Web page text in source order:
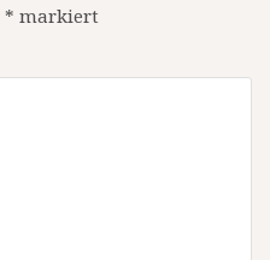
* markiert